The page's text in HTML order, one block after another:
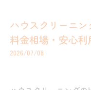
ハウスクリーニ
料金相場・安心利
2026/07/08